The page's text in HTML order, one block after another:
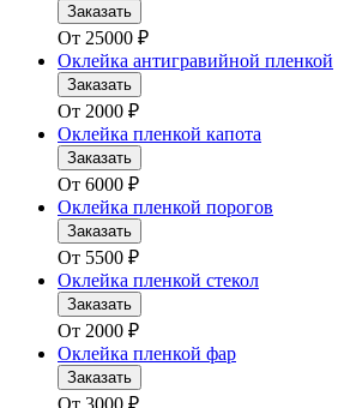
Заказать
От 25000 ₽
Оклейка антигравийной пленкой
Заказать
От 2000 ₽
Оклейка пленкой капота
Заказать
От 6000 ₽
Оклейка пленкой порогов
Заказать
От 5500 ₽
Оклейка пленкой стекол
Заказать
От 2000 ₽
Оклейка пленкой фар
Заказать